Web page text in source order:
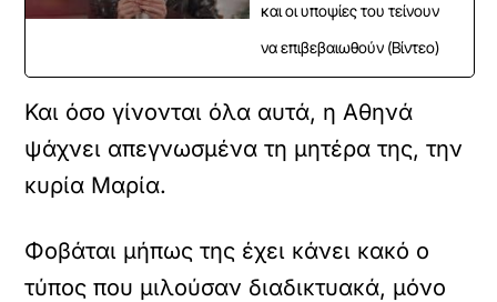
και οι υποψίες του τείνουν
να επιβεβαιωθούν (Βίντεο)
Και όσο γίνονται όλα αυτά, η Αθηνά
ψάχνει απεγνωσμένα τη μητέρα της, την
κυρία Μαρία.
Φοβάται μήπως της έχει κάνει κακό ο
τύπος που μιλούσαν διαδικτυακά, μόνο